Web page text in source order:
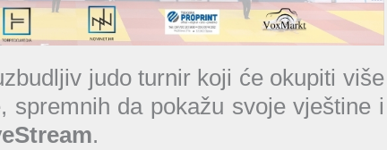
judo turnir koji će okupiti više
spremnih da pokažu svoje vještine i
.